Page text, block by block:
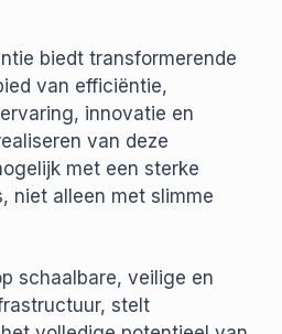
biedt transformerende
van efficiëntie,
innovatie en
van deze
met een sterke
niet alleen met slimme
schaalbare, veilige en
stelt